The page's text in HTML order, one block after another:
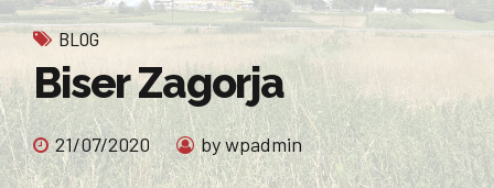
BLOG
Biser Zagorja
21/07/2020 by wpadmin